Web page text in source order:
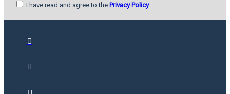
I have read and agree to the Privacy Policy